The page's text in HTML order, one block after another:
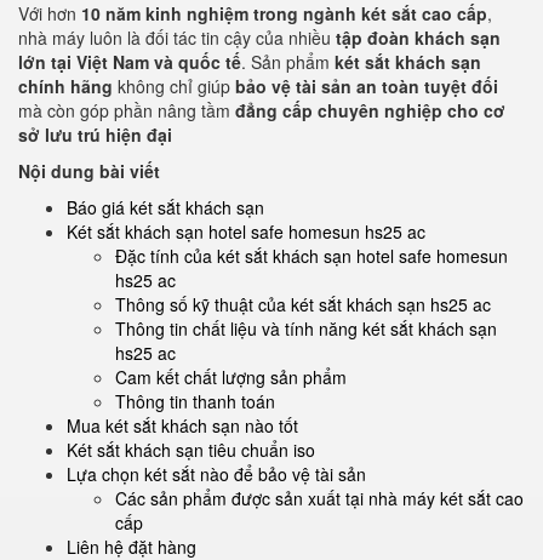
Với hơn 10 năm kinh nghiệm trong ngành két sắt cao cấp,
nhà máy luôn là đối tác tin cậy của nhiều tập đoàn khách sạn
lớn tại Việt Nam và quốc tế. Sản phẩm két sắt khách sạn
chính hãng không chỉ giúp bảo vệ tài sản an toàn tuyệt đối
mà còn góp phần nâng tầm đẳng cấp chuyên nghiệp cho cơ
sở lưu trú hiện đại
Nội dung bài viết
Báo giá két sắt khách sạn
Két sắt khách sạn hotel safe homesun hs25 ac
Đặc tính của két sắt khách sạn hotel safe homesun
hs25 ac
Thông số kỹ thuật của két sắt khách sạn hs25 ac
Thông tin chất liệu và tính năng két sắt khách sạn
hs25 ac
Cam kết chất lượng sản phẩm
Thông tin thanh toán
Mua két sắt khách sạn nào tốt
Két sắt khách sạn tiêu chuẩn iso
Lựa chọn két sắt nào để bảo vệ tài sản
Các sản phẩm được sản xuất tại nhà máy két sắt cao
cấp
Liên hệ đặt hàng